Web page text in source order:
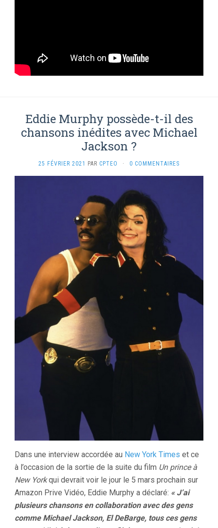
Eddie Murphy possède-t-il des
chansons inédites avec Michael
Jackson ?
25 FÉVRIER 2021 PAR CPTEO · 0 COMMENTAIRES
Dans une interview accordée au New York Times et ce
à l’occasion de la sortie de la suite du film Un prince à
New Yorkqui devrait voir le jour le 5 mars prochain sur
Amazon Prive Vidéo, Eddie Murphy a déclaré: « J’ai
plusieurs chansons en collaboration avec des gens
comme Michael Jackson, El DeBarge, tous ces gens